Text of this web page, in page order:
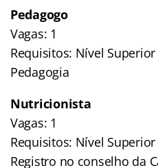
Pedagogo
Vagas: 1
Requisitos: Nível
Pedagogia
Nutricionista
Vagas: 1
Requisitos: Nível
Registro no conselho da